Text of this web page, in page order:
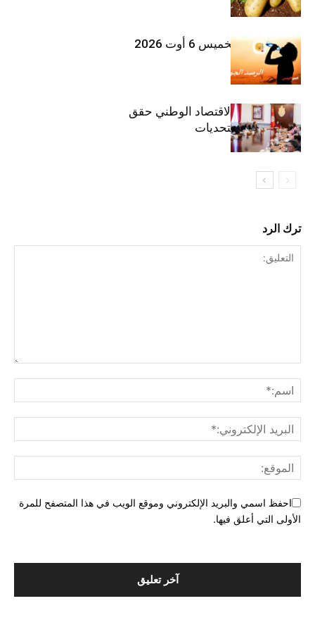
طقس اليوم الخميس 6 أوت 2026
وزيرة المالية: الاقتصاد الوطني حقق
مكاسب رغم التحديات
ترك الرد
احفظ اسمي والبريد الإلكتروني وموقع الويب في هذا المتصفح للمرة
الأولى التي أعلق فيها.